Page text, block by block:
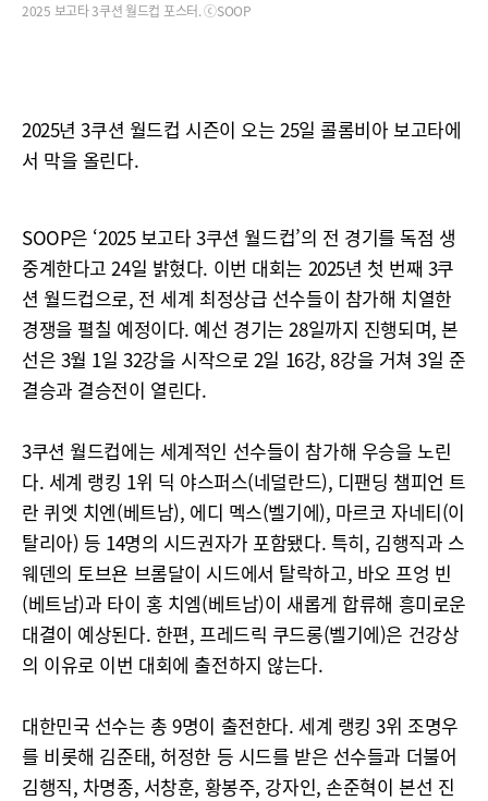
2025 보고타 3쿠션 월드컵 포스터. ⓒSOOP
2025년 3쿠션 월드컵 시즌이 오는 25일 콜롬비아 보고타에
서 막을 올린다.
SOOP은 ‘2025 보고타 3쿠션 월드컵’의 전 경기를 독점 생
중계한다고 24일 밝혔다. 이번 대회는 2025년 첫 번째 3쿠
션 월드컵으로, 전 세계 최정상급 선수들이 참가해 치열한
경쟁을 펼칠 예정이다. 예선 경기는 28일까지 진행되며, 본
선은 3월 1일 32강을 시작으로 2일 16강, 8강을 거쳐 3일 준
결승과 결승전이 열린다.
3쿠션 월드컵에는 세계적인 선수들이 참가해 우승을 노린
다. 세계 랭킹 1위 딕 야스퍼스(네덜란드), 디팬딩 챔피언 트
란 퀴엣 치엔(베트남), 에디 멕스(벨기에), 마르코 자네티(이
탈리아) 등 14명의 시드권자가 포함됐다. 특히, 김행직과 스
웨덴의 토브욘 브롬달이 시드에서 탈락하고, 바오 프엉 빈
(베트남)과 타이 홍 치엠(베트남)이 새롭게 합류해 흥미로운
대결이 예상된다. 한편, 프레드릭 쿠드롱(벨기에)은 건강상
의 이유로 이번 대회에 출전하지 않는다.
대한민국 선수는 총 9명이 출전한다. 세계 랭킹 3위 조명우
를 비롯해 김준태, 허정한 등 시드를 받은 선수들과 더불어
김행직, 차명종, 서창훈, 황봉주, 강자인, 손준혁이 본선 진